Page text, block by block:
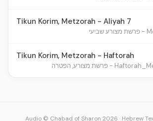
Tikun Korim, Metzorah - Aliyah 7
Tikun Korim, Metzorah - Haftorah
Audio © Chabad of Sharon 2026 · Hebrew